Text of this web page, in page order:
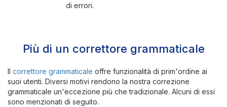
di errori.
Più di un correttore grammaticale
Il correttore grammaticale offre funzionalità di prim'ordine ai
suoi utenti. Diversi motivi rendono la nostra correzione
grammaticale un'eccezione più che tradizionale. Alcuni di essi
sono menzionati di seguito.